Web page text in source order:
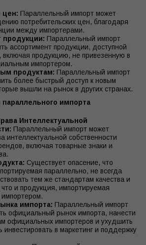
цен: Параллельный импорт может
потребительских цен, благодаря
между импортерами.
продукции: Параллельный импорт
ассортимент продукции, доступной
включая продукцию, не привезенную в
импортером.
продуктам: Параллельный импорт
более быстрый доступ к новым
вышли на рынок в других странах.
импорта
Интеллектуальной
Параллельный импорт может
интеллектуальной собственности
включая товарные знаки и
Существует опасение, что
параллельно, не всегда
тем же стандартам качества и
что и продукция, импортируемая
импорта: Параллельный импорт
официальный рынок импорта, нанести
официальных импортеров и ухудшить
инвестировать в маркетинг и поддержку